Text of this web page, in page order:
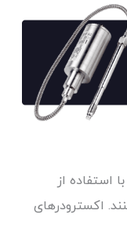
استفاده از
اکسترودرهای